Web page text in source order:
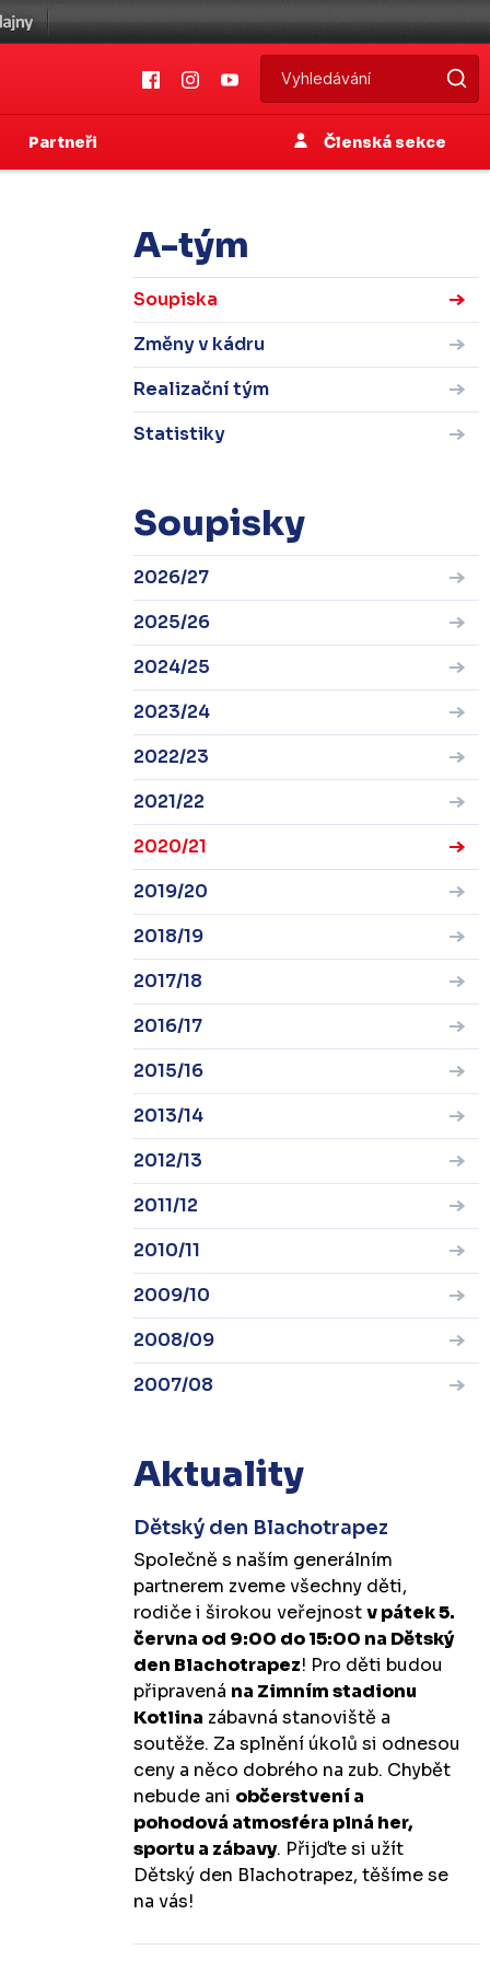
Partneři Členská sekce
A-tým
Soupiska
Změny v kádru
Realizační tým
Statistiky
Soupisky
2026/27
2025/26
2024/25
2023/24
2022/23
2021/22
2020/21
2019/20
2018/19
2017/18
2016/17
2015/16
2013/14
2012/13
2011/12
2010/11
2009/10
2008/09
2007/08
Aktuality
Dětský den Blachotrapez
Společně s naším generálním
partnerem zveme všechny děti,
rodiče i širokou veřejnostv pátek 5.
června od 9:00 do 15:00 na Dětský
den Blachotrapez! Pro děti budou
připravená na Zimním stadionu
Kotlina zábavná stanoviště a
soutěže. Za splnění úkolů si odnesou
ceny a něco dobrého na zub. Chybět
nebude ani občerstvení a
pohodová atmosféra plná her,
sportu a zábavy. Přijďte si užít
Dětský den Blachotrapez, těšíme se
na vás!